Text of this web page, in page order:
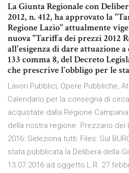
La Giunta Regionale con
2012, n. 412, ha approvato la
Regione Lazio" attualmente
nuova "Tariffa dei prezzi 2012
all'esigenza di dare attuazione
133 comma 8, del Decreto
che prescrive l'obbligo per le
Lavori Pubblici, Opere Pubbliche,
Calendario per la consegna di
acquistate dalla Regione
della nostra regione. Prezzario dei
2016: Seleziona tutti: Files: Sul
stata pubblicata la Delibera della
13.07.2016 ad oggetto L.R. 27